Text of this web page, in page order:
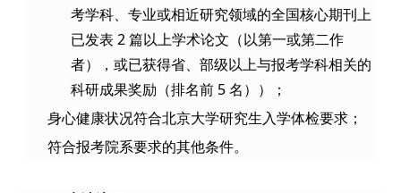
考学科、专业或相近研究领域的全国核心期刊上
已发表 2 篇以上学术论文（以第一或第二作
者），或已获得省、部级以上与报考学科相关的
科研成果奖励（排名前 5 名））；
身心健康状况符合北京大学研究生入学体检要求；
符合报考院系要求的其他条件。